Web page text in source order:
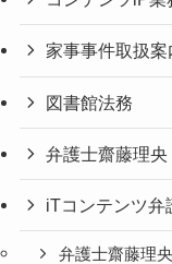
家事事件取扱案
図書館法務
弁護士齋藤理央
iTコンテンツ弁
弁護士齋藤理